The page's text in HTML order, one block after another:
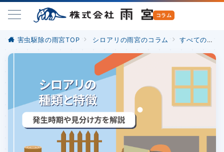
害虫駆除の雨宮TOP シロアリの雨宮のコラム すべての記事